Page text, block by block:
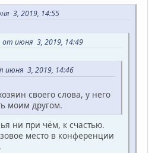
3, 2019, 14:55
июня 3, 2019, 14:49
3, 2019, 14:46
своего слова, у него
моим другом.
ни при чём, к счастью.
место в конференции